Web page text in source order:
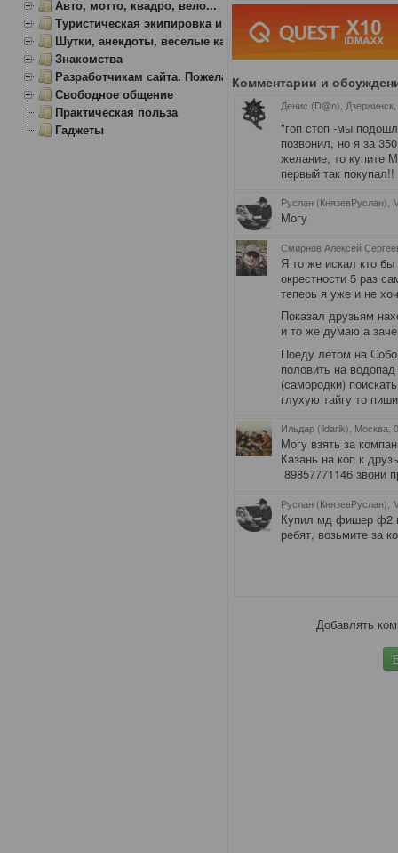
Комментарии и
Денис (D@n), Дзержинск
"гоп стоп -мы
позвонил, но я за
желание, то купите
первый так покупал!!
Руслан (КнязевРуслан),
Могу
Смирнов Алексей
Я то же искал кто
окрестности 5 раз
теперь я уже и не
Показал друзьям
и то же думаю а
Поеду летом на
половить на
(самородки)
глухую тайгу то пиши
Ильдар (ildarik), Москва ,
Могу взять за
Казань на коп к
89857771146 звони
Руслан (КнязевРуслан),
Купил мд фишер ф2
ребят, возьмите за
Добавлять
Авто, мотто, квадро, вело...
Туристическая экипировка и снаряжение
Шутки, анекдоты, веселые картинки
Знакомства
Разработчикам сайта. Пожелания, замечания.
Свободное общение
Практическая польза
Гаджеты